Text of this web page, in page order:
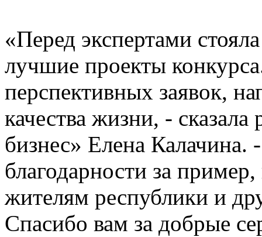
«Перед экспертами
лучшие проекты
перспективных заявок,
качества жизни, -
бизнес» Елена Калачина.
благодарности за
жителям республики и
Спасибо вам за добрые